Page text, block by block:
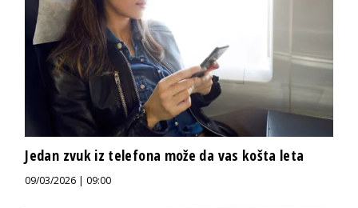
Jedan zvuk iz telefona može da vas košta leta
09/03/2026 | 09:00